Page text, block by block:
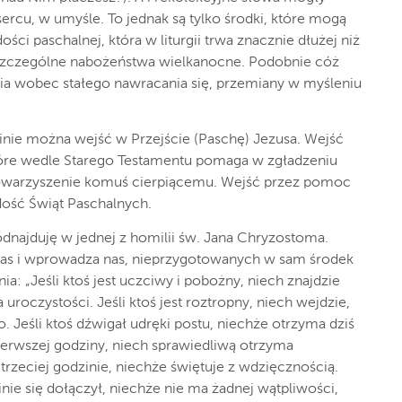
w umyśle. To jednak są tylko środki, które mogą
paschalnej, która w liturgii trwa znacznie dłużej niż
nabożeństwa wielkanocne. Podobnie cóż
wobec stałego nawracania się, przemiany w myśleniu
można wejść w Przejście (Paschę) Jezusa. Wejść
wedle Starego Testamentu pomaga w zgładzeniu
komuś cierpiącemu. Wejść przez pomoc
Świąt Paschalnych.
w jednej z homilii św. Jana Chryzostoma.
i wprowadza nas, nieprzygotowanych w sam środek
„Jeśli ktoś jest uczciwy i pobożny, niech znajdzie
uroczystości. Jeśli ktoś jest roztropny, niech wejdzie,
Jeśli ktoś dźwigał udręki postu, niechże otrzyma dziś
godziny, niech sprawiedliwą otrzyma
godzinie, niechże świętuje z wdzięcznością.
się dołączył, niechże nie ma żadnej wątpliwości,